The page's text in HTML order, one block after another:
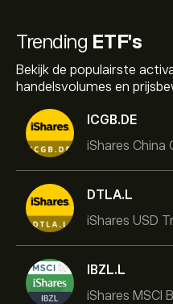
Trending ETF's
Bekijk de populairste
handelsvolumes en
ICGB.DE
DTLA.L
IBZL.L